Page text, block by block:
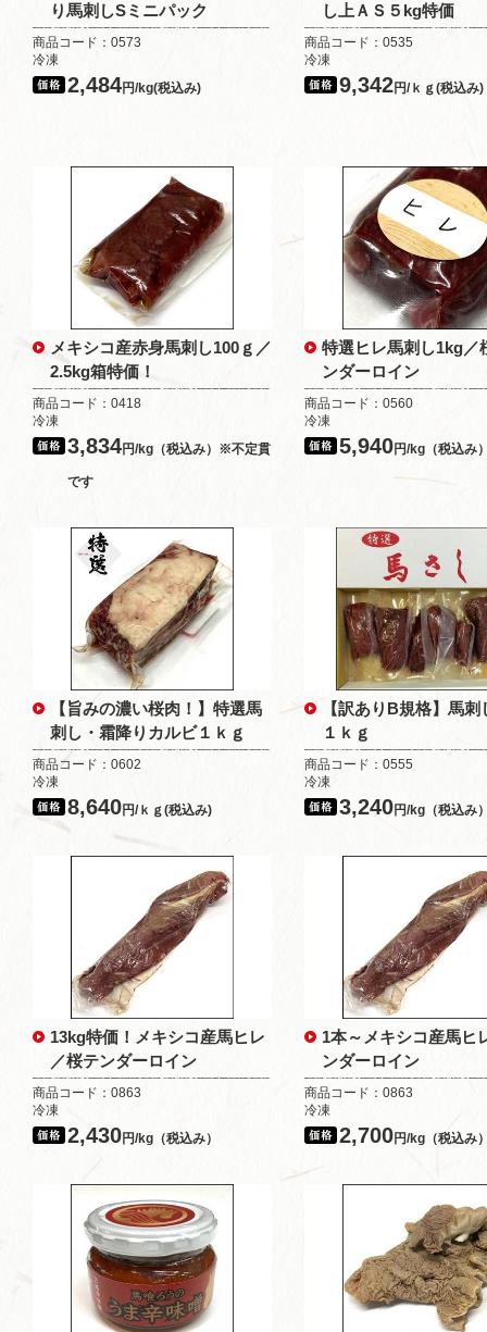
り馬刺しSミニパック
商品コード：0573
冷凍
2,484円/kg(税込み)
し上ＡＳ５kg特価
商品コード：0535
冷凍
9,342円/ｋｇ(税込み)
メキシコ産赤身馬刺し100ｇ／
2.5kg箱特価！
商品コード：0418
冷凍
3,834円/kg（税込み）※不定貫
です
特選ヒレ馬刺し1kg／
ンダーロイン
商品コード：0560
冷凍
5,940円/kg（税込み
【旨みの濃い桜肉！】特選馬
刺し・霜降りカルビ１ｋｇ
商品コード：0602
冷凍
8,640円/ｋｇ(税込み)
【訳ありB規格】馬刺
１ｋｇ
商品コード：0555
冷凍
3,240円/kg（税込み
13kg特価！メキシコ産馬ヒレ
／桜テンダーロイン
商品コード：0863
冷凍
2,430円/kg（税込み）
1本～メキシコ産馬ヒ
ンダーロイン
商品コード：0863
冷凍
2,700円/kg（税込み